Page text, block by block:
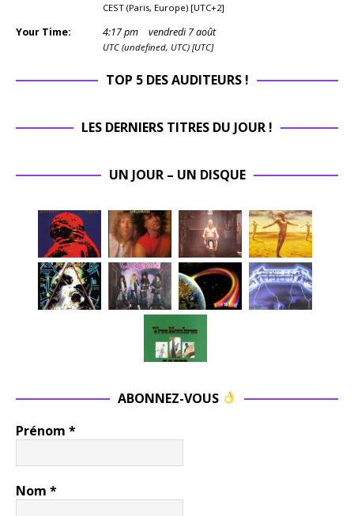
CEST (Paris, Europe) [UTC+2]
Your Time: 4:17pm vendredi 7 août
UTC (undefined, UTC) [UTC]
TOP 5 DES AUDITEURS !
LES DERNIERS TITRES DU JOUR !
UN JOUR – UN DISQUE
ABONNEZ-VOUS
Prénom *
Nom *